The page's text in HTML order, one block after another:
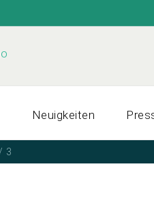
Neuigkeiten
3